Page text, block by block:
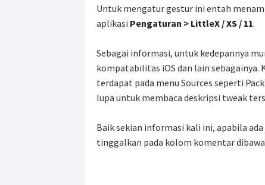
Untuk mengatur gestur ini entah
aplikasi Pengaturan > LittleX / XS / 11.
Sebagai informasi, untuk kedepannya
kompatabilitas iOS dan lain
terdapat pada menu Sources seperti
lupa untuk membaca deskripsi tweak
Baik sekian informasi kali ini, apabila
tinggalkan pada kolom komentar